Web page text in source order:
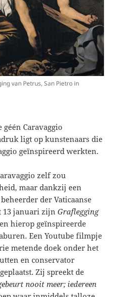
van Petrus, San Pietro in
Caravaggio
ligt op kunstenaars die
geïnspireerd werkten.
zelf zou
maar dankzij een
der Vaticaanse
13 januari zijnGraflegging
hierop geïnspireerde
Een Youtube filmpje
metende doek onder het
en conservator
Zij spreekt de
nooit meer; iedereen